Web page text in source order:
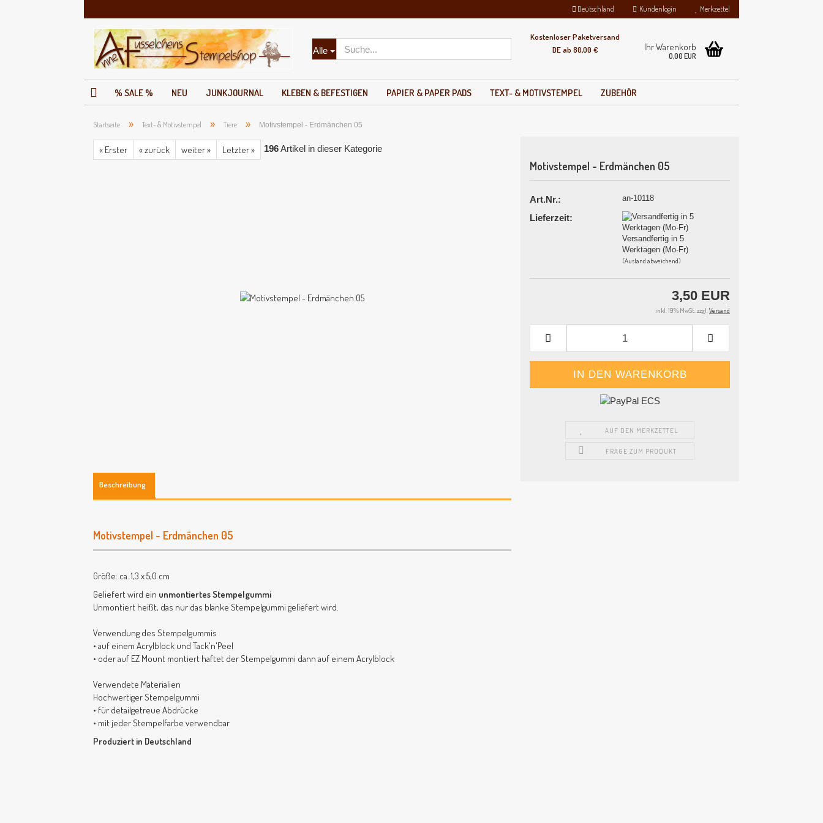
Deutschland
Lieferland
Kundenlogin
Konto erstellen
Passwort vergessen?
Merkzettel
Alle
Kostenloser Paketversand
DE ab 80,00 €
Ihr Warenkorb
0,00 EUR
% SALE % NEU JUNKJOURNAL KLEBEN & BEFESTIGEN PAPIER & PAPER PADS TEXT- & MOTIVSTEMPEL ZUBEHÖR
Startseite » Text- & Motivstempel » Tiere » Motivstempel - Erdmänchen 05
« Erster « zurück weiter » Letzter » 196Artikel in dieser Kategorie
Motivstempel - Erdmänchen 05
Art.Nr.: an-10118
Lieferzeit:
Versandfertig in 5
Werktagen (Mo-Fr)
(Ausland abweichend)
3,50 EUR
inkl. 19% MwSt. zzgl.Versand
AUF DEN MERKZETTEL
FRAGE ZUM PRODUKT
Beschreibung
Motivstempel - Erdmänchen 05
Größe: ca. 1,3 x 5,0 cm
Geliefert wird ein unmontiertes Stempelgummi
Unmontiert heißt, das nur das blanke Stempelgummi geliefert wird.
Verwendung des Stempelgummis
• auf einem Acrylblock und Tack'n'Peel
• oder auf EZ Mount montiert haftet der Stempelgummi dann auf einem Acrylblock
Verwendete Materialien
Hochwertiger Stempelgummi
• für detailgetreue Abdrücke
• mit jeder Stempelfarbe verwendbar
Produziert in Deutschland